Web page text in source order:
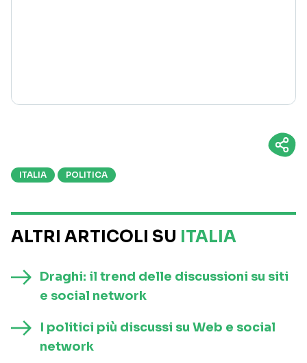
ITALIA POLITICA
ALTRI ARTICOLI SU ITALIA
Draghi: il trend delle discussioni su siti
e social network
I politici più discussi su Web e social
network